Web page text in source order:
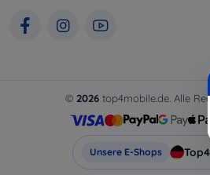
© 2026 top4mobile.de. Alle
Unsere E-Shops